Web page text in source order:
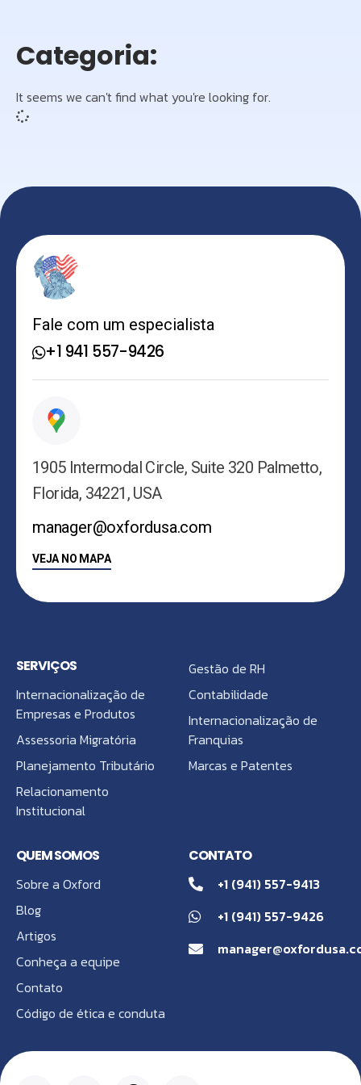
Categoria:
It seems we can't find what you're looking for.
Fale com um especialista
+1 941 557-9426
1905 Intermodal Circle, Suite 320 Palmetto,
Florida, 34221, USA
manager@oxfordusa.com
VEJA NO MAPA
SERVIÇOS
Internacionalização de
Empresas e Produtos
Assessoria Migratória
Planejamento Tributário
Relacionamento
Institucional
Gestão de RH
Contabilidade
Internacionalização de
Franquias
Marcas e Patentes
QUEM SOMOS
Sobre a Oxford
Blog
Artigos
Conheça a equipe
Contato
Código de ética e conduta
CONTATO
+1 (941) 557-9413
+1 (941) 557-9426